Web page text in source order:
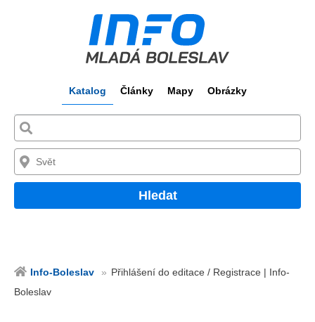
Katalog Články Mapy Obrázky
Hledat
Info-Boleslav
Přihlášení do editace / Registrace | Info-
Boleslav